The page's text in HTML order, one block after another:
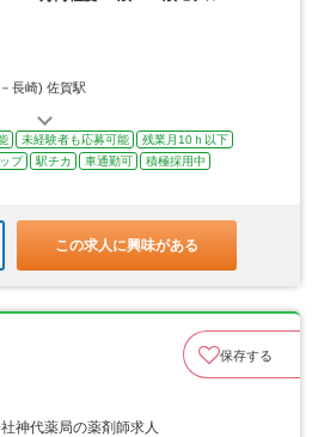
長崎) 佐賀駅
未経験者も応募可能
残業月10ｈ以下
プ 駅チカ 車通勤可
積極採用中
この求人に興味がある
保存する
神代薬局の薬剤師求人